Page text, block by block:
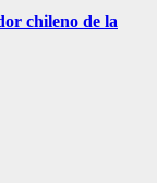
chileno de la